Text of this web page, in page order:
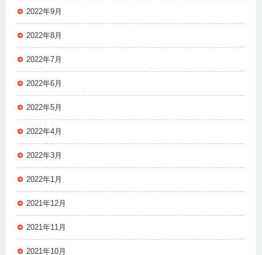
2022年9月
2022年8月
2022年7月
2022年6月
2022年5月
2022年4月
2022年3月
2022年1月
2021年12月
2021年11月
2021年10月